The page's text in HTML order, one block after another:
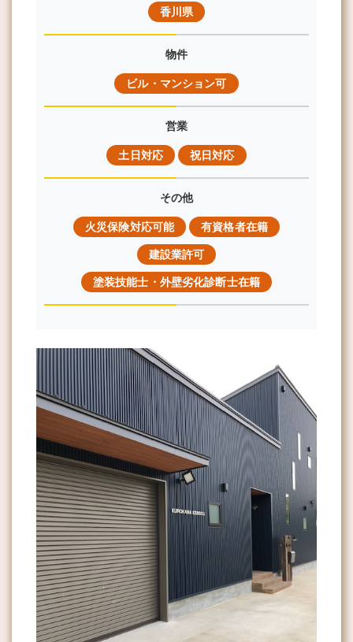
香川県
物件
ビル・マンション可
営業
土日対応 祝日対応
その他
火災保険対応可能 有資格者在籍
建設業許可
塗装技能士・外壁劣化診断士在籍